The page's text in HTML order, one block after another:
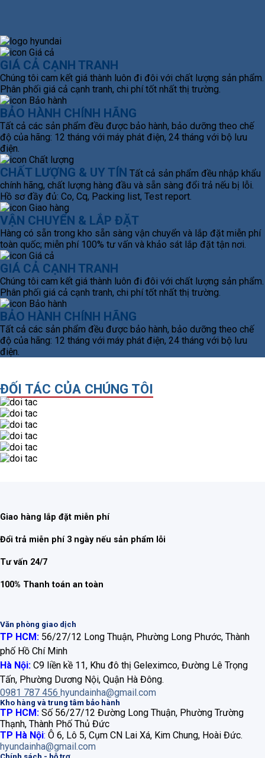
GIÁ CẢ CẠNH TRANH
Chúng tôi cam kết giá thành luôn đi đôi với chất lượng sản phẩm.
Phân phối giá cả cạnh tranh, chi phí tốt nhất thị trường.
BẢO HÀNH CHÍNH HÃNG
Tất cả các sản phẩm đều được bảo hành, bảo dưỡng theo chế
độ của hãng: 12 tháng với máy phát điện, 24 tháng với bộ lưu
điện.
CHẤT LƯỢNG & UY TÍN Tất cả sản phẩm đều nhập khẩu
chính hãng, chất lượng hàng đầu và sẵn sàng đổi trả nếu bị lỗi.
Hồ sơ đầy đủ: Co, Cq, Packing list, Test report.
VẬN CHUYỂN & LẮP ĐẶT
Hàng có sẵn trong kho sẵn sàng vận chuyển và lắp đặt miễn phí
toàn quốc; miễn phí 100% tư vấn và khảo sát lắp đặt tận nơi.
GIÁ CẢ CẠNH TRANH
Chúng tôi cam kết giá thành luôn đi đôi với chất lượng sản phẩm.
Phân phối giá cả cạnh tranh, chi phí tốt nhất thị trường.
BẢO HÀNH CHÍNH HÃNG
Tất cả các sản phẩm đều được bảo hành, bảo dưỡng theo chế
độ của hãng: 12 tháng với máy phát điện, 24 tháng với bộ lưu
điện.
ĐỐI TÁC CỦA CHÚNG TÔI
Giao hàng lắp đặt miễn phí
Đổi trả miễn phí 3 ngày nếu sản phẩm lỗi
Tư vấn 24/7
100% Thanh toán an toàn
Văn phòng giao dịch
TP HCM: 56/27/12 Long Thuận, Phường Long Phước, Thành
phố Hồ Chí Minh
Hà Nội: C9 liền kề 11, Khu đô thị Geleximco, Đường Lê Trọng
Tấn, Phường Dương Nội, Quận Hà Đông.
0981 787 456 hyundainha@gmail.com
Kho hàng và trung tâm bảo hành
TP HCM: Số 56/27/12 Đường Long Thuận, Phường Trường
Thạnh, Thành Phố Thủ Đức
TP Hà Nội: Ô 6, Lô 5, Cụm CN Lai Xá, Kim Chung, Hoài Đức.
hyundainha@gmail.com